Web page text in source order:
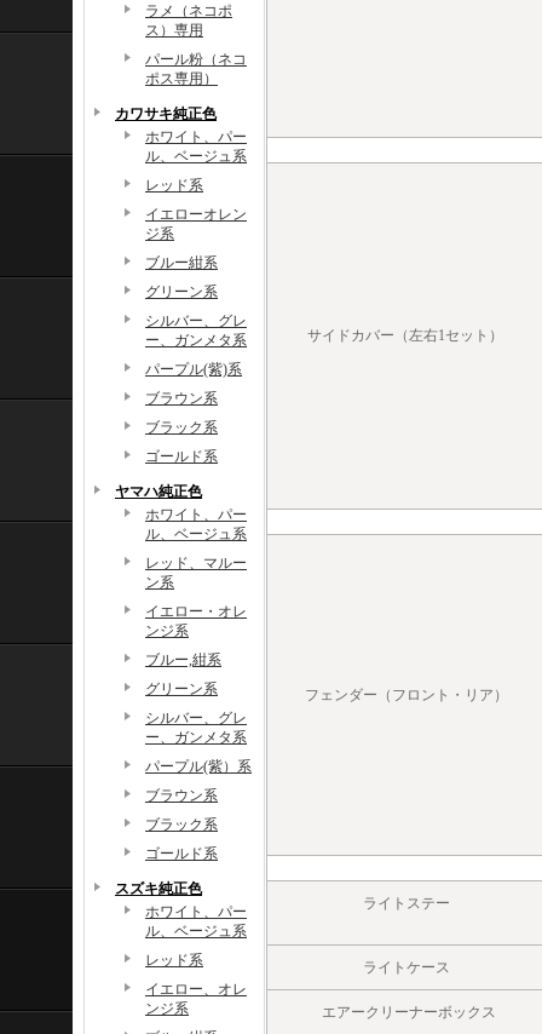
ラメ（ネコポ
ス）専用
パール粉（ネコ
ポス専用）
カワサキ純正色
ホワイト、パー
ル、ベージュ系
レッド系
イエローオレン
ジ系
ブルー紺系
グリーン系
シルバー、グレ
ー、ガンメタ系
パープル(紫)系
ブラウン系
ブラック系
ゴールド系
ヤマハ純正色
ホワイト、パー
ル、ベージュ系
レッド、マルー
ン系
イエロー・オレ
ンジ系
ブルー,紺系
グリーン系
シルバー、グレ
ー、ガンメタ系
パープル(紫）系
ブラウン系
ブラック系
ゴールド系
スズキ純正色
ホワイト、パー
ル、ベージュ系
レッド系
イエロー、オレ
ンジ系
サイドカバー（左右1セット）
フェンダー（フロント・リア）
ライトステー
ライトケース
エアークリーナーボックス